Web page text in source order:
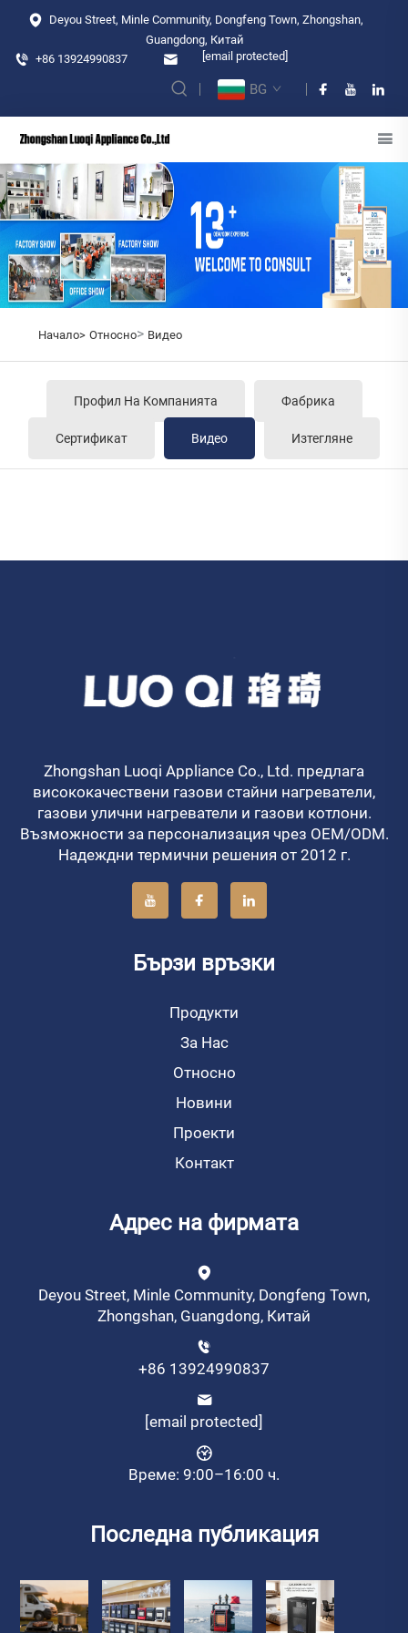
Deyou Street, Minle Community, Dongfeng Town, Zhongshan,
Guangdong, Китай
+86 13924990837
[email protected]
BG
Начало> Относно> Видео
Профил На Компанията Фабрика
Сертификат Видео Изтегляне
Zhongshan Luoqi Appliance Co., Ltd. предлага
висококачествени газови стайни нагреватели,
газови улични нагреватели и газови котлони.
Възможности за персонализация чрез OEM/ODM.
Надеждни термични решения от 2012 г.
Бързи връзки
Продукти
За Нас
Относно
Новини
Проекти
Контакт
Адрес на фирмата
Deyou Street, Minle Community, Dongfeng Town,
Zhongshan, Guangdong, Китай
+86 13924990837
[email protected]
Време: 9:00–16:00 ч.
Последна публикация